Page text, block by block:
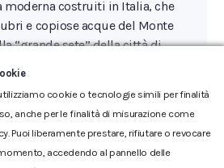
moderna costruiti in Italia, che
e copiose acque del Monte
“grande sete” della città di
cookie o tecnologie simili per finalità
anche per le finalità di misurazione come
Puoi liberamente prestare, rifiutare o revocare
accedendo al pannello delle